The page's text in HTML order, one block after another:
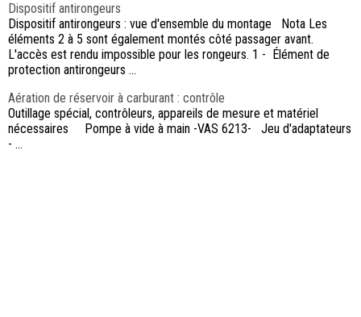
Dispositif antirongeurs
Dispositif antirongeurs : vue d'ensemble du montage Nota Les
éléments 2 à 5 sont également montés côté passager avant.
L'accès est rendu impossible pour les rongeurs. 1 - Élément de
protection antirongeurs ...
Aération de réservoir à carburant : contrôle
Outillage spécial, contrôleurs, appareils de mesure et matériel
nécessaires Pompe à vide à main -VAS 6213- Jeu d'adaptateurs
- ...